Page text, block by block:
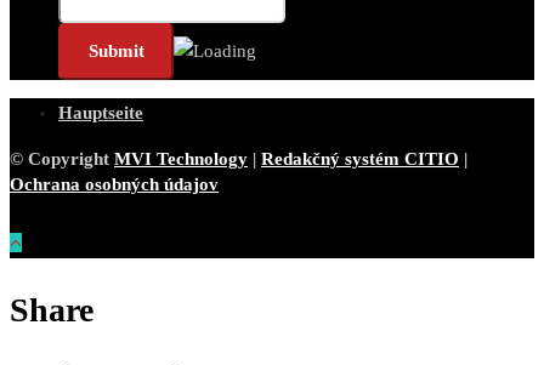
Hauptseite
© Copyright MVI Technology | Redakčný systém CITIO |
Ochrana osobných údajov
Share